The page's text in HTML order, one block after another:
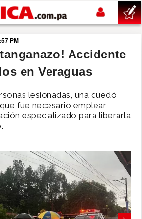
PM
Accidente
en Veraguas
lesionadas, una quedó
fue necesario emplear
especializado para liberarla